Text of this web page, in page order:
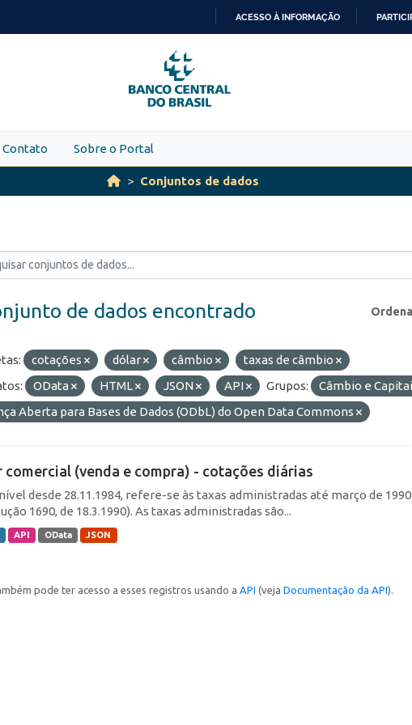
PARA
O
CONTEÚDO
ACESSO À INFORMAÇÃO
Contato Sobre o Portal
Conjuntos de dados
de dados encontrado
cotações dólar câmbio
taxas de câmbio
OData HTML JSON API Grupos: Câmbio e
Aberta para Bases de Dados (ODbL) do Open Data Commons
comercial (venda e compra) - cotações diárias
desde 28.11.1984, refere-se às taxas administradas até março de
1690, de 18.3.1990). As taxas administradas são...
API OData JSON
pode ter acesso a esses registros usando a API (veja Documentação da API).